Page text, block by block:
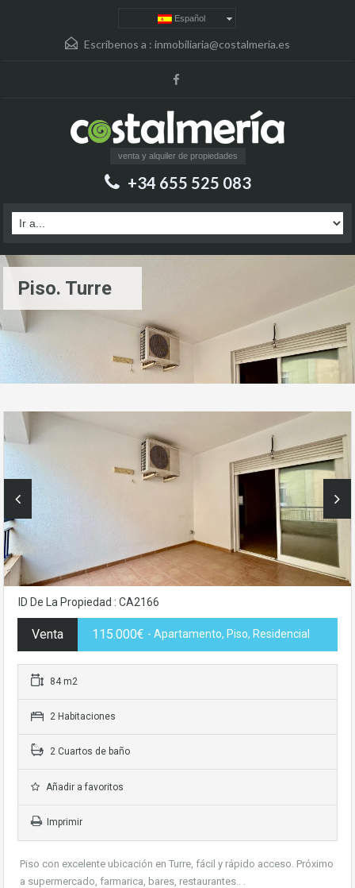
Español
Escríbenos a : inmobiliaria@costalmeria.es
venta y alquiler de propiedades
+34 655 525 083
Piso. Turre
ID De La Propiedad : CA2166
Venta 115.000€ - Apartamento, Piso, Residencial
84 m2
2 Habitaciones
2 Cuartos de baño
Añadir a favoritos
Imprimir
Piso con excelente ubicación en Turre, fácil y rápido acceso. Próximo
a supermercado, farmarica, bares, restaurantes.. .